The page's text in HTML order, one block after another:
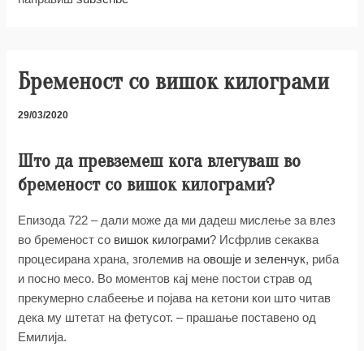
Бременост со вишок килограми
29/03/2020
Што да превземеш кога влегуваш во
бременост со вишок килограми?
Епизода 722 – дали може да ми дадеш мислење за влез
во бременост со вишок килограми? Исфрлив секаква
процесирана храна, зголемив наовошје и зеленчук, риба
и посно месо. Во моментов кај мене постои страв од
прекумерно слабеење и појава на кетони кои што читав
дека му штетат на фетусот. – прашање поставено од
Емилија.